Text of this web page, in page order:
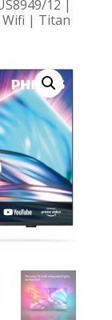
12 |
Wifi | Titan